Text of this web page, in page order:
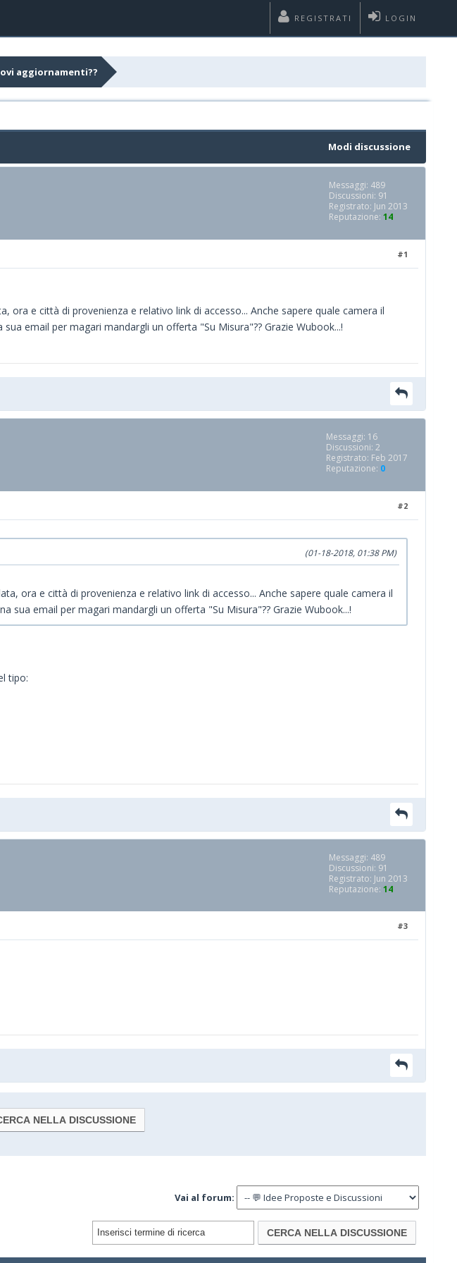
LOGIN
REGISTRATI
Statistiche..? Nuovi aggiornamenti??
Modi discussione
Messaggi: 489
Discussioni: 91
Registrato: Jun 2013
Reputazione: 14
#1
e città di provenienza e relativo link di accesso... Anche sapere quale camera il
email per magari mandargli un offerta "Su Misura"?? Grazie Wubook...!
Messaggi: 16
Discussioni: 2
Registrato: Feb 2017
Reputazione: 0
#2
(01-18-2018, 01:38 PM)
ora e città di provenienza e relativo link di accesso... Anche sapere quale camera il
sua email per magari mandargli un offerta "Su Misura"?? Grazie Wubook...!
tipo:
Messaggi: 489
Discussioni: 91
Registrato: Jun 2013
Reputazione: 14
#3
Vai al forum: